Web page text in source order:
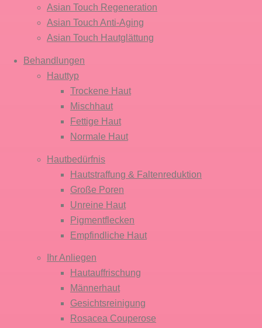
Asian Touch Regeneration
Asian Touch Anti-Aging
Asian Touch Hautglättung
Behandlungen
Hauttyp
Trockene Haut
Mischhaut
Fettige Haut
Normale Haut
Hautbedürfnis
Hautstraffung & Faltenreduktion
Große Poren
Unreine Haut
Pigmentflecken
Empfindliche Haut
Ihr Anliegen
Hautauffrischung
Männerhaut
Gesichtsreinigung
Rosacea Couperose